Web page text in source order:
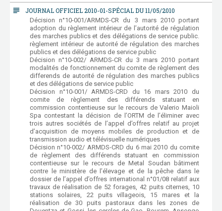
subject JOURNAL OFFICIEL 2010-01-SPÉCIAL DU 11/05/2010
Décision n°10-001/ARMDS-CR du 3 mars 2010 portant
adoption du règlement intérieur de l’autorité de régulation
des marches publics et des délégations de service public.
règlement intérieur de autorité de régulation des marches
publics et des délégations de service public
Décision n°10-002/ ARMDS-CR du 3 mars 2010 portant
modalités de fonctionnement du comite de règlement des
differends de autorité de régulation des marches publics
et des délégations de service public
Décision n°10-001/ ARMDS-CRD du 16 mars 2010 du
comite de règlement des différends statuant en
commission contentieuse sur le recours de Valerio Maioli
Spa contestant la décision de l’ORTM de l’éliminer avec
trois autres sociétés de l’appel d’offres relatif au projet
d’acquisition de moyens mobiles de production et de
transmission audio et télévisuelle numériques
Décision n°10-002/ ARMDS-CRD du 6 mai 2010 du comite
de règlement des différends statuant en commission
contentieuse sur le recours de Metal Soudan bâtiment
contre le ministère de l’élevage et de la pêche dans le
dossier de l’appel d’offres international n°01/08 relatif aux
travaux de réalisation de 52 forages, 42 puits citernes, 10
stations solaires, 22 puits villageois, 15 mares et la
réalisation de 30 puits pastoraux dans les zones de